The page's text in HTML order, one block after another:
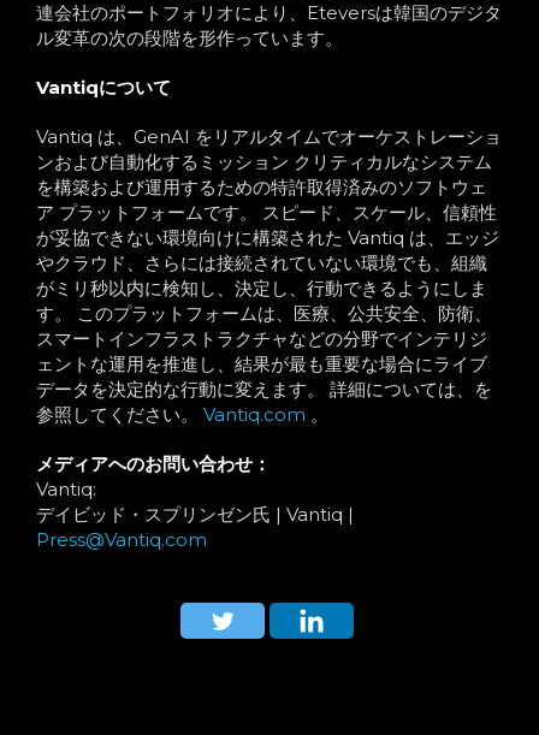
連会社のポートフォリオにより、Eteversは韓国のデジタ
ル変革の次の段階を形作っています。
Vantiqについて
Vantiq は、GenAI をリアルタイムでオーケストレーショ
ンおよび自動化するミッション クリティカルなシステム
を構築および運用するための特許取得済みのソフトウェ
ア プラットフォームです。 スピード、スケール、信頼性
が妥協できない環境向けに構築された Vantiq は、エッジ
やクラウド、さらには接続されていない環境でも、組織
がミリ秒以内に検知し、決定し、行動できるようにしま
す。 このプラットフォームは、医療、公共安全、防衛、
スマートインフラストラクチャなどの分野でインテリジ
ェントな運用を推進し、結果が最も重要な場合にライブ
データを決定的な行動に変えます。 詳細については、を
参照してください。 Vantiq.com 。
メディアへのお問い合わせ：
Vantiq:
デイビッド・スプリンゼン氏 | Vantiq |
Press@Vantiq.com